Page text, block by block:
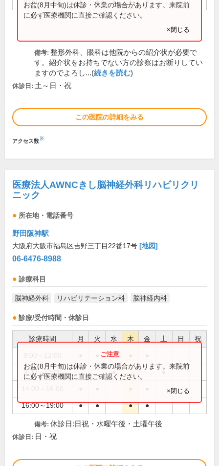
お盆(8月中旬)は休診・休業の場合があります。来院前
に必ず医療機関に直接ご確認ください。
×閉じる
備考: 整形外科、眼科は他院からの紹介状が必要で
す。紹介状をお持ちでない方の診察はお断りしてい
ますのでよろし...(続きを読む)
休診日: 土～日・祝
この医院の詳細をみる
アクセス数※
医療法人AWNCきし脳神経外科リハビリクリ
ニック
所在地・電話番号
野田阪神駅
大阪府大阪市福島区吉野三丁目22番17号 [地図]
06-6476-8988
診療科目
脳神経外科 リハビリテーション科 脳神経内科
診療/受付時間・休診日
診療時間 月 火 水 木 金 土 日 祝
9:00～13:00 ● ●
16:00～19:00 ● ● ● ●
お盆(8月中旬)は休診・休業の場合があります。来院前
に必ず医療機関に直接ご確認ください。
×閉じる
備考: 休診日:日祝・水曜午後・土曜午後
休診日: 日・祝